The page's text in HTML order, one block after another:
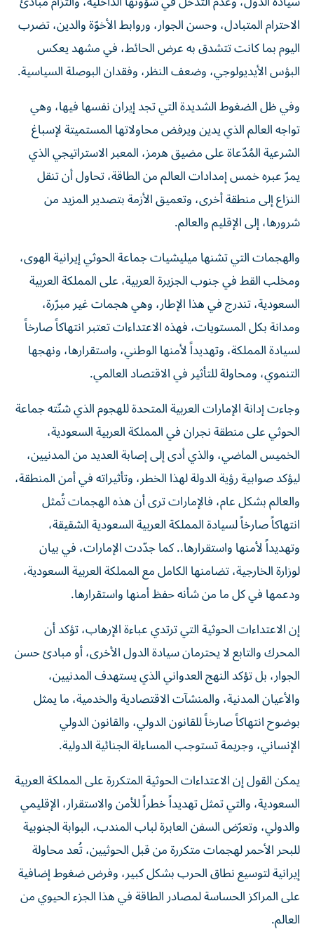
الاحترام المتبادل، وحسن الجوار، وروابط الأخوّة والدين، تضرب
اليوم بما كانت تتشدق به عرض الحائط، في مشهد يعكس
البؤس الأيديولوجي، وضعف النظر، وفقدان البوصلة السياسية.
وفي ظل الضغوط الشديدة التي تجد إيران نفسها فيها، وهي
تواجه العالم الذي يدين ويرفض محاولاتها المستميتة لإسباغ
الشرعية المُدّعاة على مضيق هرمز، المعبر الاستراتيجي الذي
يمرّ عبره خمس إمدادات العالم من الطاقة، تحاول أن تنقل
النزاع إلى منطقة أخرى، وتعميق الأزمة بتصدير المزيد من
شرورها، إلى الإقليم والعالم.
والهجمات التي تشنها ميليشيات جماعة الحوثي إيرانية الهوى،
ومخلب القط في جنوب الجزيرة العربية، على المملكة العربية
السعودية، تندرج في هذا الإطار، وهي هجمات غير مبرّرة،
ومدانة بكل المستويات، فهذه الاعتداءات تعتبر انتهاكاً صارخاً
لسيادة المملكة، وتهديداً لأمنها الوطني، واستقرارها، ونهجها
التنموي، ومحاولة للتأثير في الاقتصاد العالمي.
وجاءت إدانة الإمارات العربية المتحدة للهجوم الذي شنّته جماعة
الحوثي على منطقة نجران في المملكة العربية السعودية،
الخميس الماضي، والذي أدى إلى إصابة العديد من المدنيين،
ليؤكد صوابية رؤية الدولة لهذا الخطر، وتأثيراته في أمن المنطقة،
والعالم بشكل عام، فالإمارات ترى أن هذه الهجمات تُمثل
انتهاكاً صارخاً لسيادة المملكة العربية السعودية الشقيقة،
وتهديداً لأمنها واستقرارها.. كما جدّدت الإمارات، في بيان
لوزارة الخارجية، تضامنها الكامل مع المملكة العربية السعودية،
ودعمها في كل ما من شأنه حفظ أمنها واستقرارها.
إن الاعتداءات الحوثية التي ترتدي عباءة الإرهاب، تؤكد أن
المحرك والتابع لا يحترمان سيادة الدول الأخرى، أو مبادئ حسن
الجوار، بل تؤكد النهج العدواني الذي يستهدف المدنيين،
والأعيان المدنية، والمنشآت الاقتصادية والخدمية، ما يمثل
بوضوح انتهاكاً صارخاً للقانون الدولي، والقانون الدولي
الإنساني، وجريمة تستوجب المساءلة الجنائية الدولية.
يمكن القول إن الاعتداءات الحوثية المتكررة على المملكة العربية
السعودية، والتي تمثل تهديداً خطراً للأمن والاستقرار، الإقليمي
والدولي، وتعرّض السفن العابرة لباب المندب، البوابة الجنوبية
للبحر الأحمر لهجمات متكررة من قبل الحوثيين، تُعد محاولة
إيرانية لتوسيع نطاق الحرب بشكل كبير، وفرض ضغوط إضافية
على المراكز الحساسة لمصادر الطاقة في هذا الجزء الحيوي من
العالم.